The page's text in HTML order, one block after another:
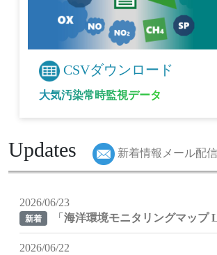
CSVダウンロード
大気汚染常時監視データ
Updates 新着情報メール配
2026/06/23
新着 「 海洋環境モニタリングマップ
2026/06/22